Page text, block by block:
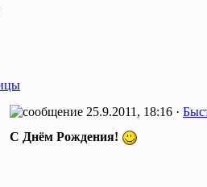
25.9.2011, 18:16 ·
С Днём Рождения!